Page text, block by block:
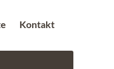
Kontakt